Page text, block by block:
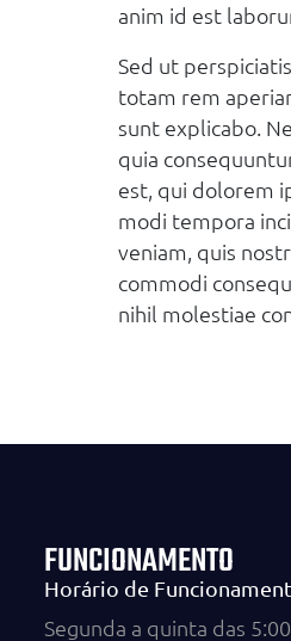
anim id est
Sed ut
totam rem
sunt explicabo.
quia
est, qui dolorem
modi tempora
veniam, quis
commodi
nihil molestiae
FUNCIONAMENTO
Horário de
Segunda a quinta das